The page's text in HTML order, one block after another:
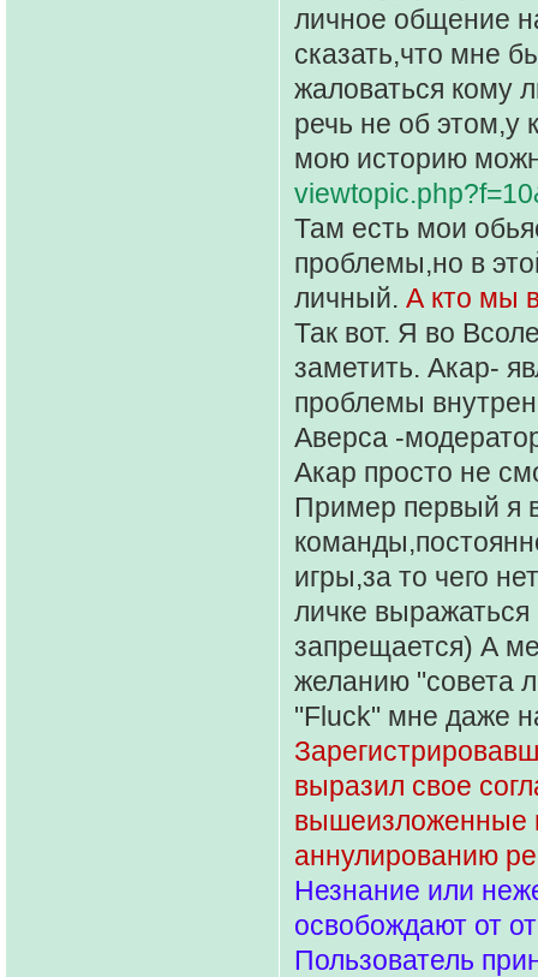
личное общение
сказать,что мне
жаловаться кому
речь не об этом,у
мою историю
Там есть мои
проблемы,но в
личный. А кто мы
Так вот. Я во
заметить. Акар-
проблемы
Аверса -
Акар просто не
Пример первый я
игры,за то чего
личке
запрещается) А
желанию "совета
"Fluck" мне даже
выразил свое
вышеизложенные
аннулированию
Незнание или
освобождают от
Пользователь